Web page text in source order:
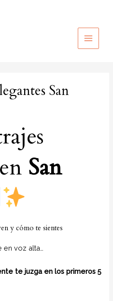
MAIN
San
San
y cómo te sientes
voz alta…
te juzga en los primeros 5